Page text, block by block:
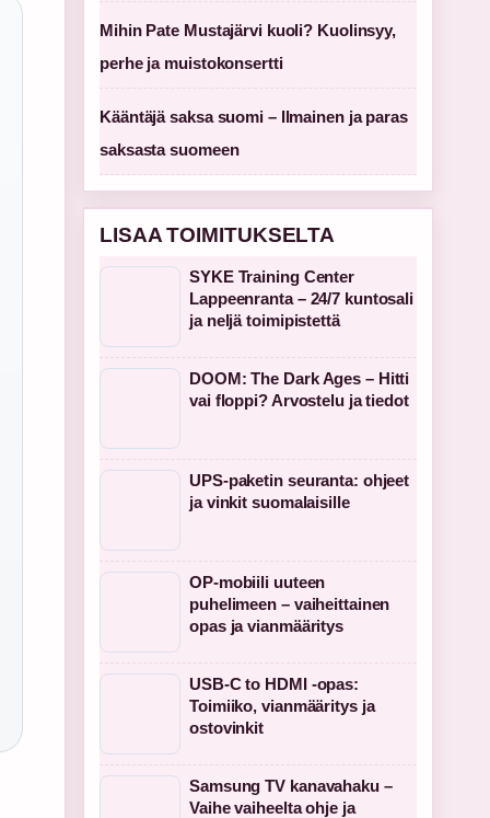
Mihin Pate Mustajärvi kuoli? Kuolinsyy,
perhe ja muistokonsertti
Kääntäjä saksa suomi – Ilmainen ja paras
saksasta suomeen
LISAA TOIMITUKSELTA
SYKE Training Center
Lappeenranta – 24/7 kuntosali
ja neljä toimipistettä
DOOM: The Dark Ages – Hitti
vai floppi? Arvostelu ja tiedot
UPS-paketin seuranta: ohjeet
ja vinkit suomalaisille
OP-mobiili uuteen
puhelimeen – vaiheittainen
opas ja vianmääritys
USB-C to HDMI -opas:
Toimiiko, vianmääritys ja
ostovinkit
Samsung TV kanavahaku –
Vaihe vaiheelta ohje ja